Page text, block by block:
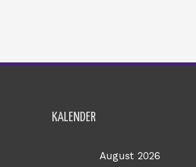
KALENDER
August 2026